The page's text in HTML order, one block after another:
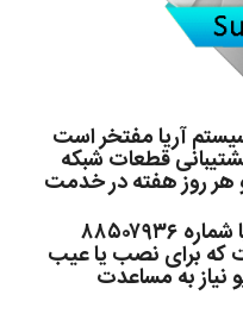
آریا مفتخر است
در پشتیبانی قطعات شبکه
هر روز هفته در خدمت
خط مستقل پشتیبانی شرکت با شماره ۸۸۵۰۷۹۳۶
که برای نصب یا عیب
نیاز به مساعدت